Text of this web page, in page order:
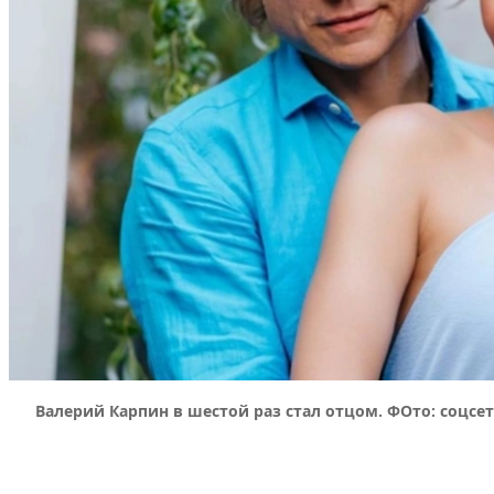
Валерий Карпин в шестой раз стал отцом. ФОто: